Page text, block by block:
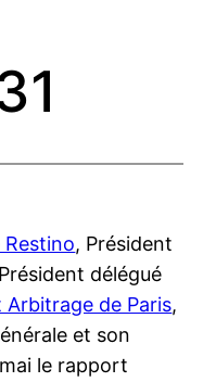
Restino, Président
délégué
de Paris,
et son
le rapport